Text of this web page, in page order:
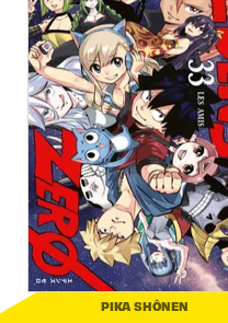
PIKA SHÔNEN